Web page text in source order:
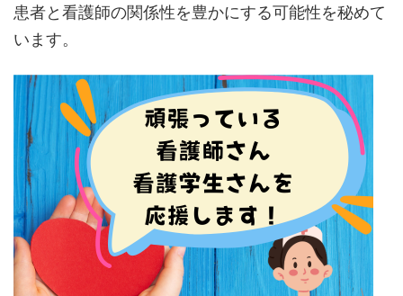
患者と看護師の関係性を豊かにする可能性を秘めて
います。